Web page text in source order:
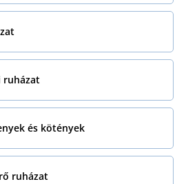
ruházat
és kötények
ruházat